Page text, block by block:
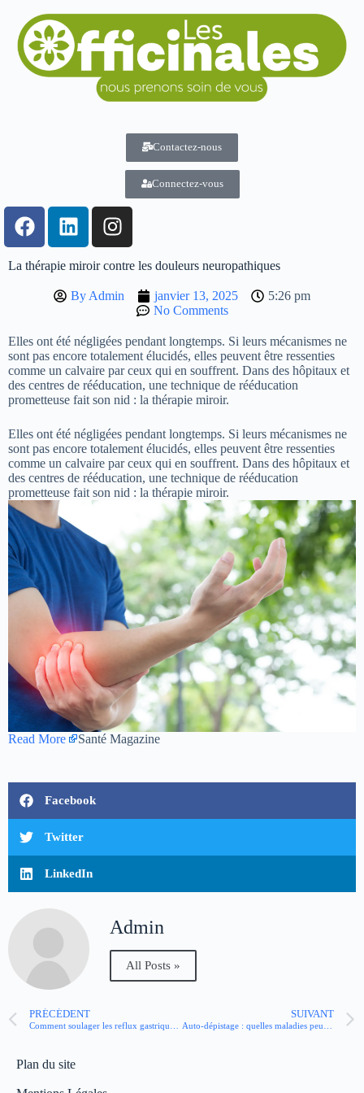
Contactez-nous
Connectez-vous
La thérapie miroir contre les douleurs neuropathiques
By Admin janvier 13, 2025
5:26 pm
No Comments
Elles ont été négligées pendant longtemps. Si leurs mécanismes ne
sont pas encore totalement élucidés, elles peuvent être ressenties
comme un calvaire par ceux qui en souffrent. Dans des hôpitaux et
des centres de rééducation, une technique de rééducation
prometteuse fait son nid : la thérapie miroir.
Elles ont été négligées pendant longtemps. Si leurs mécanismes ne
sont pas encore totalement élucidés, elles peuvent être ressenties
comme un calvaire par ceux qui en souffrent. Dans des hôpitaux et
des centres de rééducation, une technique de rééducation
prometteuse fait son nid : la thérapie miroir.
Read More Santé Magazine
Facebook
Twitter
LinkedIn
Admin
All Posts »
PRÉCÉDENT
Comment soulager les reflux gastriques ?
SUIVANT
Auto-dépistage : quelles maladies peut-on dépister avec un autotest ?
Plan du site